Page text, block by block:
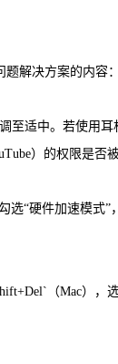
解决方案的内容：
至适中。若使用
）的权限是否被
“硬件加速模式”
（Mac）